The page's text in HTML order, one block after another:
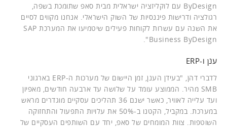
ByDesign עם לוקליזציה ישראלית מבית סאפ שתומכת בשפה,
רגולציה ודרישות פיננסיות של השוק הישראלי. אנחנו מקווים לסיים
את השנה עם עשרות לקוחות פעילים שיטמיעו את המערכת SAP
Business ByDesign".
ענן ו-ERP
לדברי דהן, "בעידן הענן, זמן היישום של מערכות ה-ERP בארגוני
SMB מהיר. הממוצע עומד על שלושה עד ארבעה חודשים, מאפיון
ועד עלייה לאוויר, כאשר ישנם 36 תהליכים עסקיים מוגדרים מראש
במערכת. במקביל, הקטנו ב-50% את עלויות התפעול והתחזוקה
השוטפות. צוות המומחים של סאפ, יחד עם השותפים העסקיים של